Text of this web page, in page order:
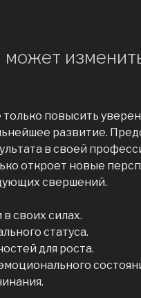
может
повысить
развитие.
в своей
откроет новые
свершений.
своих силах.
статуса.
для роста.